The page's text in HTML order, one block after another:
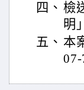
四、 檢
明
五、 本